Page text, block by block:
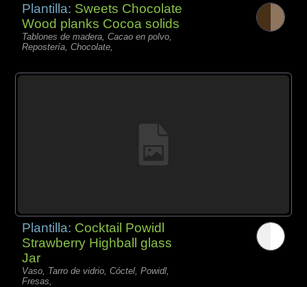
Plantilla: Sweets Chocolate
Wood planks Cocoa solids
Tablones de madera, Cacao en polvo,
Repostería, Chocolate,
Plantilla: Cocktail Powidl
Strawberry Highball glass
Jar
Vaso, Tarro de vidrio, Cóctel, Powidl,
Fresas,